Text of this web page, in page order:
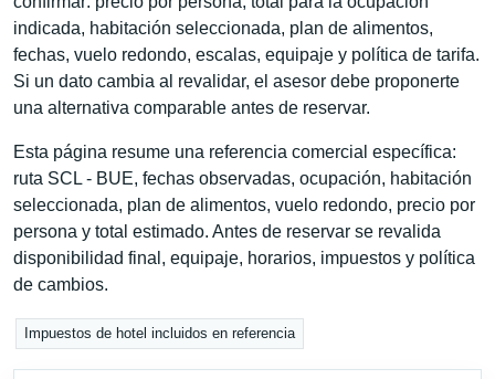
indicada, habitación seleccionada, plan de alimentos,
fechas, vuelo redondo, escalas, equipaje y política de tarifa.
Si un dato cambia al revalidar, el asesor debe proponerte
una alternativa comparable antes de reservar.
Esta página resume una referencia comercial específica:
ruta SCL - BUE, fechas observadas, ocupación, habitación
seleccionada, plan de alimentos, vuelo redondo, precio por
persona y total estimado. Antes de reservar se revalida
disponibilidad final, equipaje, horarios, impuestos y política
de cambios.
Impuestos de hotel incluidos en referencia